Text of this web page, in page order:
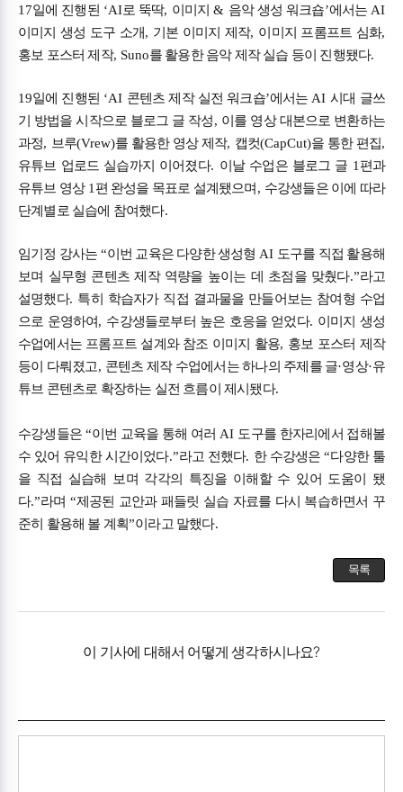
17일에 진행된 ‘AI로 뚝딱, 이미지& 음악 생성 워크숍’에서는AI
이미지 생성 도구 소개, 기본 이미지 제작, 이미지 프롬프트 심화,
홍보 포스터 제작, Suno를 활용한 음악 제작 실습 등이 진행됐다.
19일에 진행된 ‘AI 콘텐츠 제작 실전 워크숍’에서는AI시대 글쓰
기 방법을 시작으로 블로그 글 작성, 이를 영상 대본으로 변환하는
과정, 브루(Vrew)를 활용한 영상 제작, 캡컷(CapCut)을 통한 편집,
유튜브 업로드 실습까지 이어졌다. 이날 수업은 블로그 글 1편과
유튜브 영상 1편 완성을 목표로 설계됐으며 , 수강생들은 이에 따라
단계별로 실습에 참여했다.
임기정 강사는 “이번 교육은 다양한 생성형 AI 도구를 직접 활용해
보며 실무형 콘텐츠 제작 역량을 높이는 데 초점을 맞췄다.”라고
설명했다. 특히 학습자가 직접 결과물을 만들어보는 참여형 수업
으로 운영하여, 수강생들로부터 높은 호응을 얻었다. 이미지 생성
수업에서는 프롬프트 설계와 참조 이미지 활용, 홍보 포스터 제작
등이 다뤄졌고, 콘텐츠 제작 수업에서는 하나의 주제를 글·영상·유
튜브 콘텐츠로 확장하는 실전 흐름이 제시됐다.
수강생들은 “이번 교육을 통해 여러AI 도구를 한자리에서 접해볼
수 있어 유익한 시간이었다.”라고 전했다. 한 수강생은“다양한 툴
을 직접 실습해 보며 각각의 특징을 이해할 수 있어 도움이 됐
다.”라며 “제공된 교안과 패들릿 실습 자료를 다시 복습하면서 꾸
준히 활용해 볼 계획”이라고 말했다.
목록
이 기사에 대해서 어떻게 생각하시나요?